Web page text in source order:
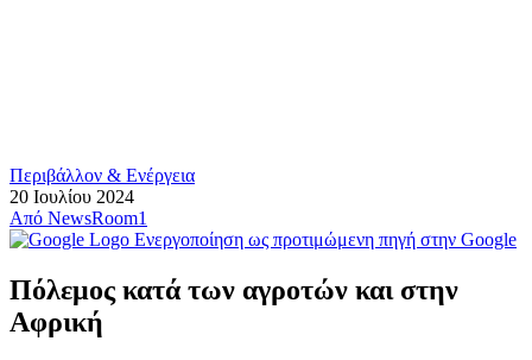
Περιβάλλον & Ενέργεια
20 Ιουλίου 2024
Από NewsRoom1
Ενεργοποίηση ως προτιμώμενη πηγή στην Google
Πόλεμος κατά των αγροτών και στην
Αφρική